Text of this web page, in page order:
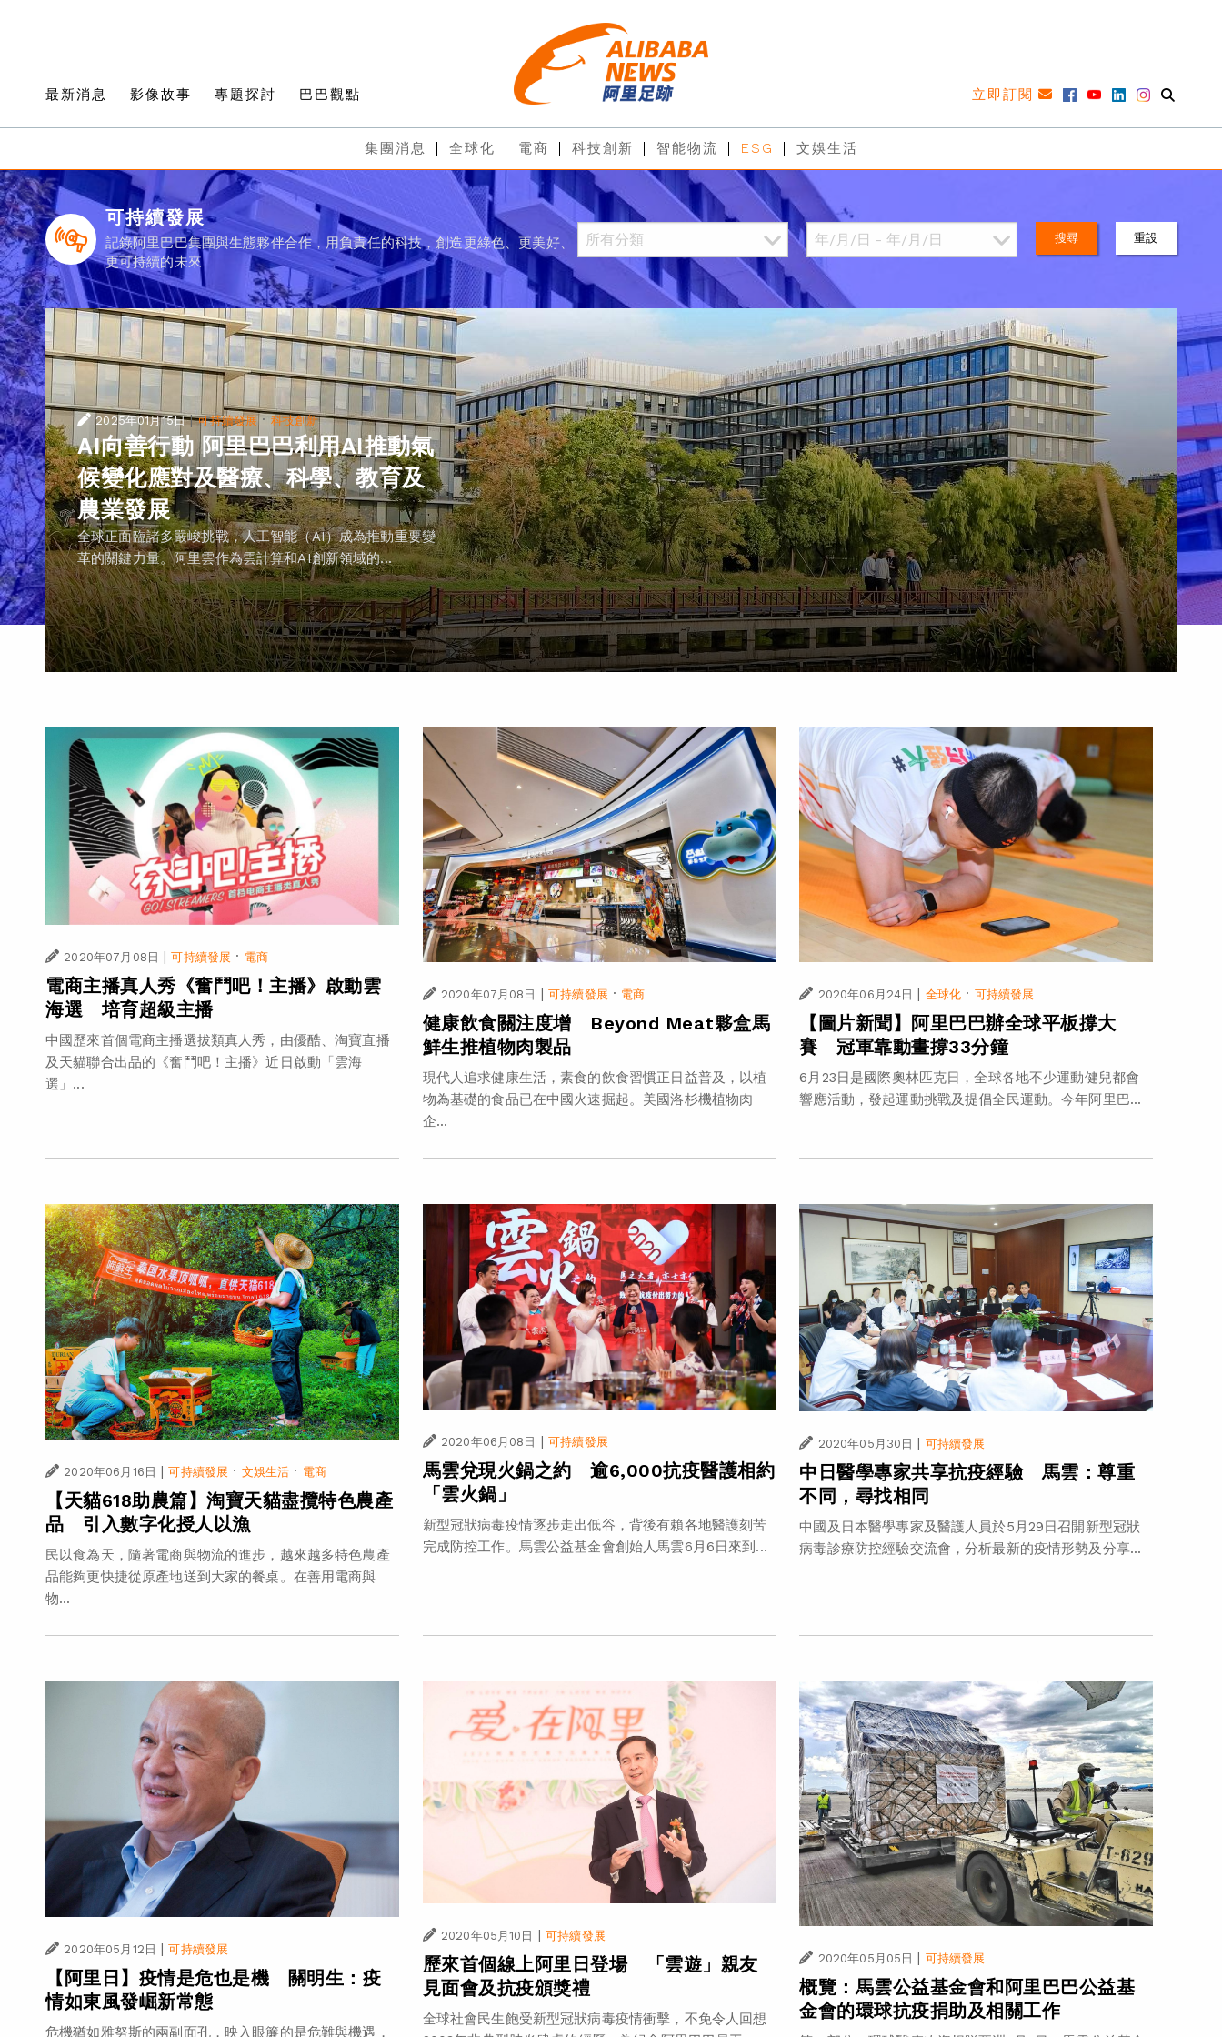
最新消息 影像故事 專題探討 巴巴觀點 立即訂閱
集團消息 全球化 電商 科技創新 智能物流 ESG 文娛生活
可持續發展
記錄阿里巴巴集團與生態夥伴合作，用負責任的科技，創造更綠色、更美好、
更可持續的未來
搜尋 重設
2025年01月15日 |可持續發展· 科技創新
AI向善行動 阿里巴巴利用AI推動氣
候變化應對及醫療、科學、教育及
農業發展
全球正面臨諸多嚴峻挑戰，人工智能（AI）成為推動重要變
革的關鍵力量。阿里雲作為雲計算和AI創新領域的...
2020年07月08日 | 可持續發展 · 電商
電商主播真人秀《奮鬥吧！主播》啟動雲
海選 培育超級主播
中國歷來首個電商主播選拔類真人秀，由優酷、淘寶直播
及天貓聯合出品的《奮鬥吧！主播》近日啟動「雲海
選」...
2020年07月08日 | 可持續發展 · 電商
健康飲食關注度增 Beyond Meat夥盒馬
鮮生推植物肉製品
現代人追求健康生活，素食的飲食習慣正日益普及，以植
物為基礎的食品已在中國火速掘起。美國洛杉機植物肉
企...
2020年06月24日 | 全球化 · 可持續發展
【圖片新聞】阿里巴巴辦全球平板撐大
賽 冠軍靠動畫撐33分鐘
6月23日是國際奧林匹克日，全球各地不少運動健兒都會
響應活動，發起運動挑戰及提倡全民運動。今年阿里巴...
2020年06月16日 | 可持續發展 · 文娛生活 · 電商
【天貓618助農篇】淘寶天貓盡攬特色農產
品 引入數字化授人以漁
民以食為天，隨著電商與物流的進步，越來越多特色農產
品能夠更快捷從原產地送到大家的餐桌。在善用電商與
物...
2020年06月08日 | 可持續發展
馬雲兌現火鍋之約 逾6,000抗疫醫護相約
「雲火鍋」
新型冠狀病毒疫情逐步走出低谷，背後有賴各地醫護刻苦
完成防控工作。馬雲公益基金會創始人馬雲6月6日來到...
2020年05月30日 | 可持續發展
中日醫學專家共享抗疫經驗 馬雲：尊重
不同，尋找相同
中國及日本醫學專家及醫護人員於5月29日召開新型冠狀
病毒診療防控經驗交流會，分析最新的疫情形勢及分享...
2020年05月12日 | 可持續發展
【阿里日】疫情是危也是機 關明生：疫
情如東風發崛新常態
危機猶如雅努斯的兩副面孔，映入眼簾的是危難與機遇，
2020年05月10日 | 可持續發展
歷來首個線上阿里日登場 「雲遊」親友
見面會及抗疫頒獎禮
全球社會民生飽受新型冠狀病毒疫情衝擊，不免令人回想
2020年05月05日 | 可持續發展
概覽：馬雲公益基金會和阿里巴巴公益基
金會的環球抗疫捐助及相關工作